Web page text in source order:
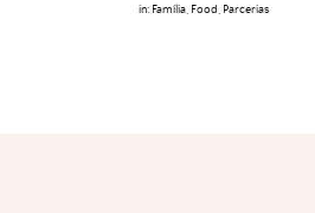
in: Família, Food, Parcerias